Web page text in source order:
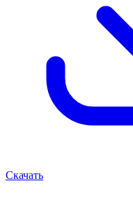
Скачать